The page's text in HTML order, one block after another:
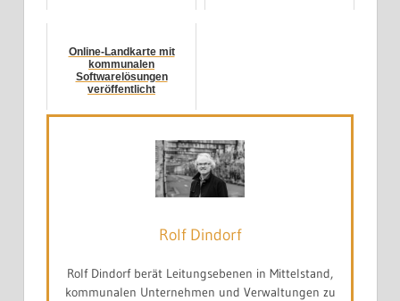
Online-Landkarte mit
kommunalen
Softwarelösungen
veröffentlicht
Rolf Dindorf
Rolf Dindorf berät Leitungsebenen in Mittelstand,
kommunalen Unternehmen und Verwaltungen zu